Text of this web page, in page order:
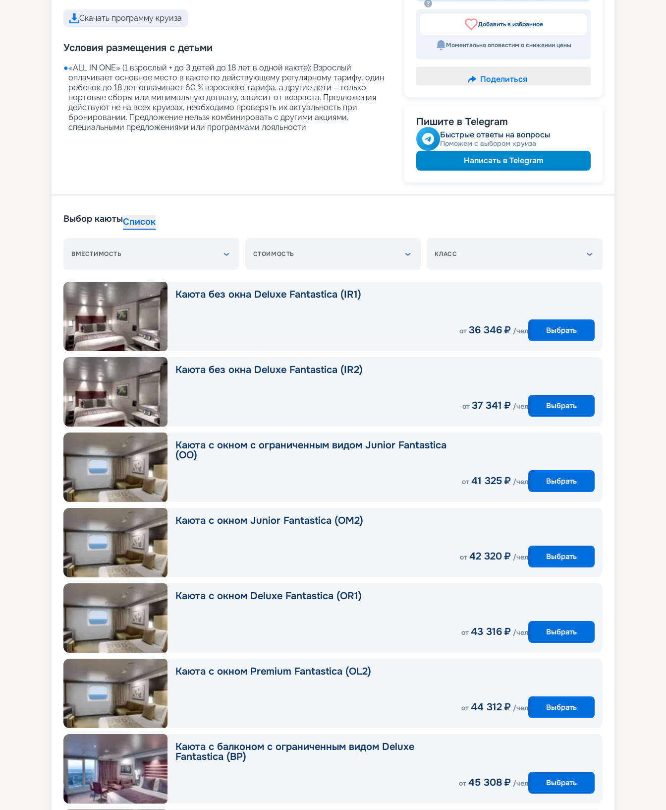
Скачать программу круиза
Условия размещения с детьми
●«АLL IN ONE» (1 взрослый + до 3 детей до 18 лет в одной каюте): Взрослый
оплачивает основное место в каюте по действующему регулярному тарифу, один
ребенок до 18 лет оплачивает 60 % взрослого тарифа, а другие дети – только
портовые сборы или минимальную доплату, зависит от возраста. Предложения
действуют не на всех круизах, необходимо проверять их актуальность при
бронировании. Предложение нельзя комбинировать с другими акциями,
специальными предложениями или программами лояльности
Добавить в избранное
Моментально оповестим о снижении цены
Поделиться
Пишите в Telegram
Быстрые ответы на вопросы
Поможем с выбором круиза
Написать в Telegram
Выбор каютыСписок
ВМЕСТИМОСТЬ СТОИМОСТЬ КЛАСС
Каюта без окна Deluxe Fantastica (IR1)
от 36 346 ₽ /чел Выбрать
Каюта без окна Deluxe Fantastica (IR2)
от 37 341 ₽ /чел Выбрать
Каюта с окном с ограниченным видом Junior Fantastica
(OO)
от 41 325 ₽ /чел Выбрать
Каюта с окном Junior Fantastica (OM2)
от 42 320 ₽ /чел Выбрать
Каюта с окном Deluxe Fantastica (OR1)
от 43 316 ₽ /чел Выбрать
Каюта с окном Premium Fantastica (OL2)
от 44 312 ₽ /чел Выбрать
Каюта с балконом с ограниченным видом Deluxe
Fantastica (BP)
от 45 308 ₽ /чел Выбрать